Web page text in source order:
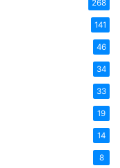
268
141
46
34
33
19
14
8